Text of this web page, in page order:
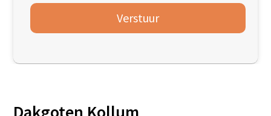
Verstuur